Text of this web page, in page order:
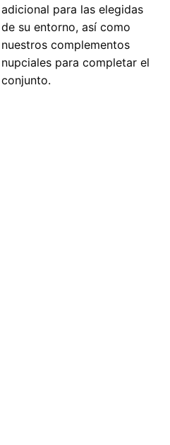
adicional para las elegidas
de su entorno, así como
nuestros complementos
nupciales para completar el
conjunto.